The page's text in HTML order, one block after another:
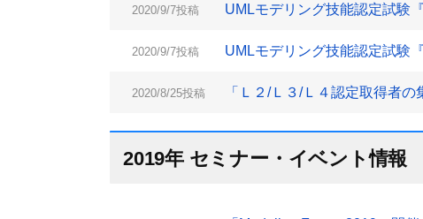
2020/9/7投稿 UMLモデリング技能認定試験
2020/9/7投稿 UMLモデリング技能認定試験
2020/8/25投稿 「Ｌ２/Ｌ３/Ｌ４認定取得者
2019年 セミナー・イベント情報